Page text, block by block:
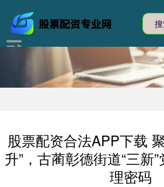
股票配资合法APP下载
升”，古蔺彰德街道“三新
理密码